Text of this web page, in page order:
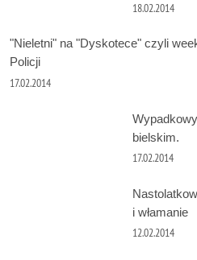
18.02.2014
"Nieletni" na "Dyskotece" czyli
Policji
17.02.2014
bielskim.
17.02.2014
i włamanie
12.02.2014